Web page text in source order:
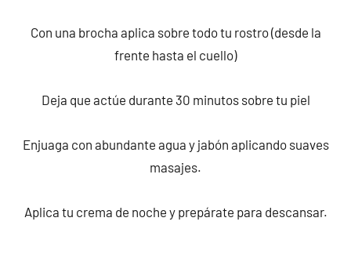
Con una brocha aplica sobre todo tu rostro (desde la
frente hasta el cuello)
Deja que actúe durante 30 minutos sobre tu piel
Enjuaga con abundante agua y jabón aplicando suaves
masajes.
Aplica tu crema de noche y prepárate para descansar.